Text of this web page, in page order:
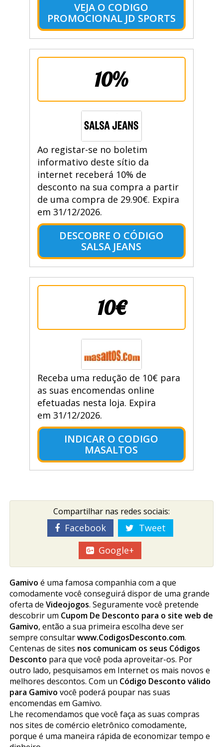
VEJA O CODIGO
PROMOCIONAL JD SPORTS
10%
Ao registar-se no boletim
informativo deste sítio da
internet receberá 10% de
desconto na sua compra a partir
de uma compra de 29.90€. Expira
em 31/12/2026.
DESCOBRE O CÓDIGO
SALSA JEANS
10€
Receba uma redução de 10€ para
as suas encomendas online
efetuadas nesta loja. Expira
em 31/12/2026.
INDICAR O CODIGO
MASALTOS
Compartilhar nas redes sociais:
Facebook
Tweet
Google+
Gamivo é uma famosa companhia com a que
comodamente você conseguirá dispor de uma grande
oferta de Videojogos. Seguramente você pretende
descobrir um Cupom De Desconto para o site web de
Gamivo, então a sua primeira escolha deve ser
sempre consultarwww.CodigosDesconto.com.
Centenas de sites nos comunicam os seus Códigos
Desconto para que você poda aproveitar-os. Por
outro lado, pesquisamos em Internet os mais novos e
melhores descontos. Com un Código Desconto válido
para Gamivo você poderá poupar nas suas
encomendas em Gamivo.
Lhe recomendamos que você faça as suas compras
nos sites de comércio eletrônico comodamente,
porque é uma maneira rápida de economizar tempo e